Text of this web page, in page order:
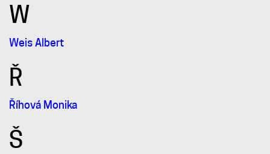
W
Weis Albert
Ř
Říhová Monika
Š